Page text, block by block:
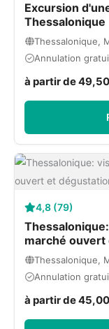
Excursion
Thessalonique
Thessalonique,
Annulation
à partir de
4,8 (79)
marché
Thessalonique,
Annulation
à partir de